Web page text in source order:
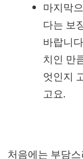
마지막
다는 보
바랍니
치인 만
엇인지
고요.
처음에는 부담